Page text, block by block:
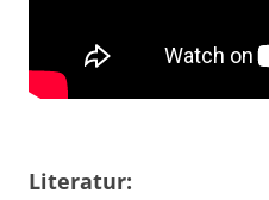
Literatur: